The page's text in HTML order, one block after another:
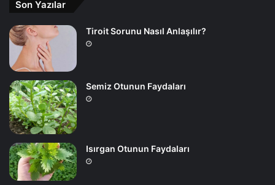
Son Yazılar
Tiroit Sorunu Nasıl Anlaşılır?
Semiz Otunun Faydaları
Isırgan Otunun Faydaları